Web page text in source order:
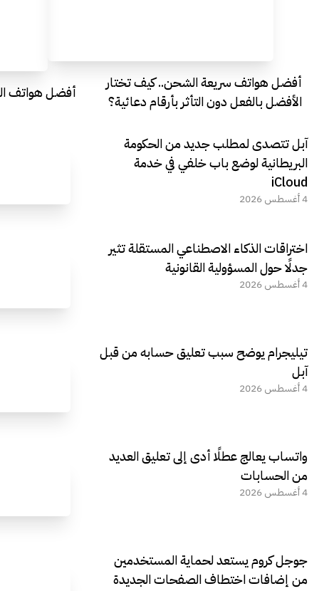
أفضل هواتف سريعة الشحن.. كيف تختار
الأفضل بالفعل دون التأثر بأرقام دعائية؟
أفضل هواتف
آبل تتصدى لمطلب جديد من الحكومة
البريطانية لوضع باب خلفي في خدمة
iCloud
4 أغسطس 2026
اختراقات الذكاء الاصطناعي المستقلة تثير
جدلًا حول المسؤولية القانونية
4 أغسطس 2026
تيليجرام يوضح سبب تعليق حسابه من قبل
آبل
4 أغسطس 2026
واتساب يعالج عطلًا أدى إلى تعليق العديد
من الحسابات
4 أغسطس 2026
جوجل كروم يستعد لحماية المستخدمين
من إضافات اختطاف الصفحات الجديدة